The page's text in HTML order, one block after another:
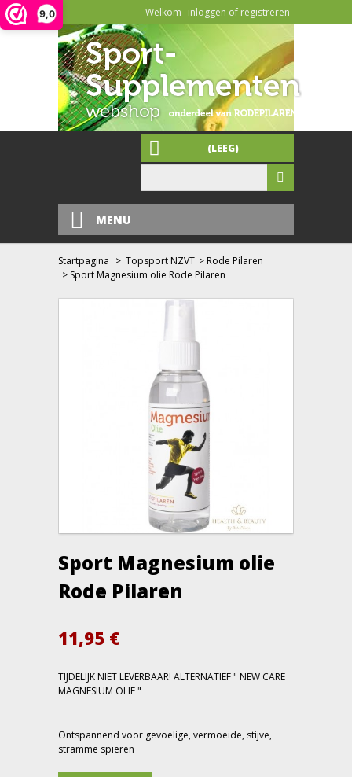
9,0 Welkom inloggen of registreren
(LEEG)
MENU
Startpagina > Topsport NZVT > Rode Pilaren
> Sport Magnesium olie Rode Pilaren
Sport Magnesium olie
Rode Pilaren
11,95 €
TIJDELIJK NIET LEVERBAAR! ALTERNATIEF " NEW CARE
MAGNESIUM OLIE "
Ontspannend voor gevoelige, vermoeide, stijve,
stramme spieren